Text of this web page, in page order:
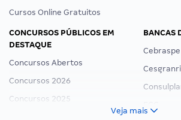
Cursos Online Gratuitos
CONCURSOS PÚBLICOS EM
DESTAQUE
Concursos Abertos
Concursos 2026
Concursos 2025
BANCAS
Cebraspe
Veja mais